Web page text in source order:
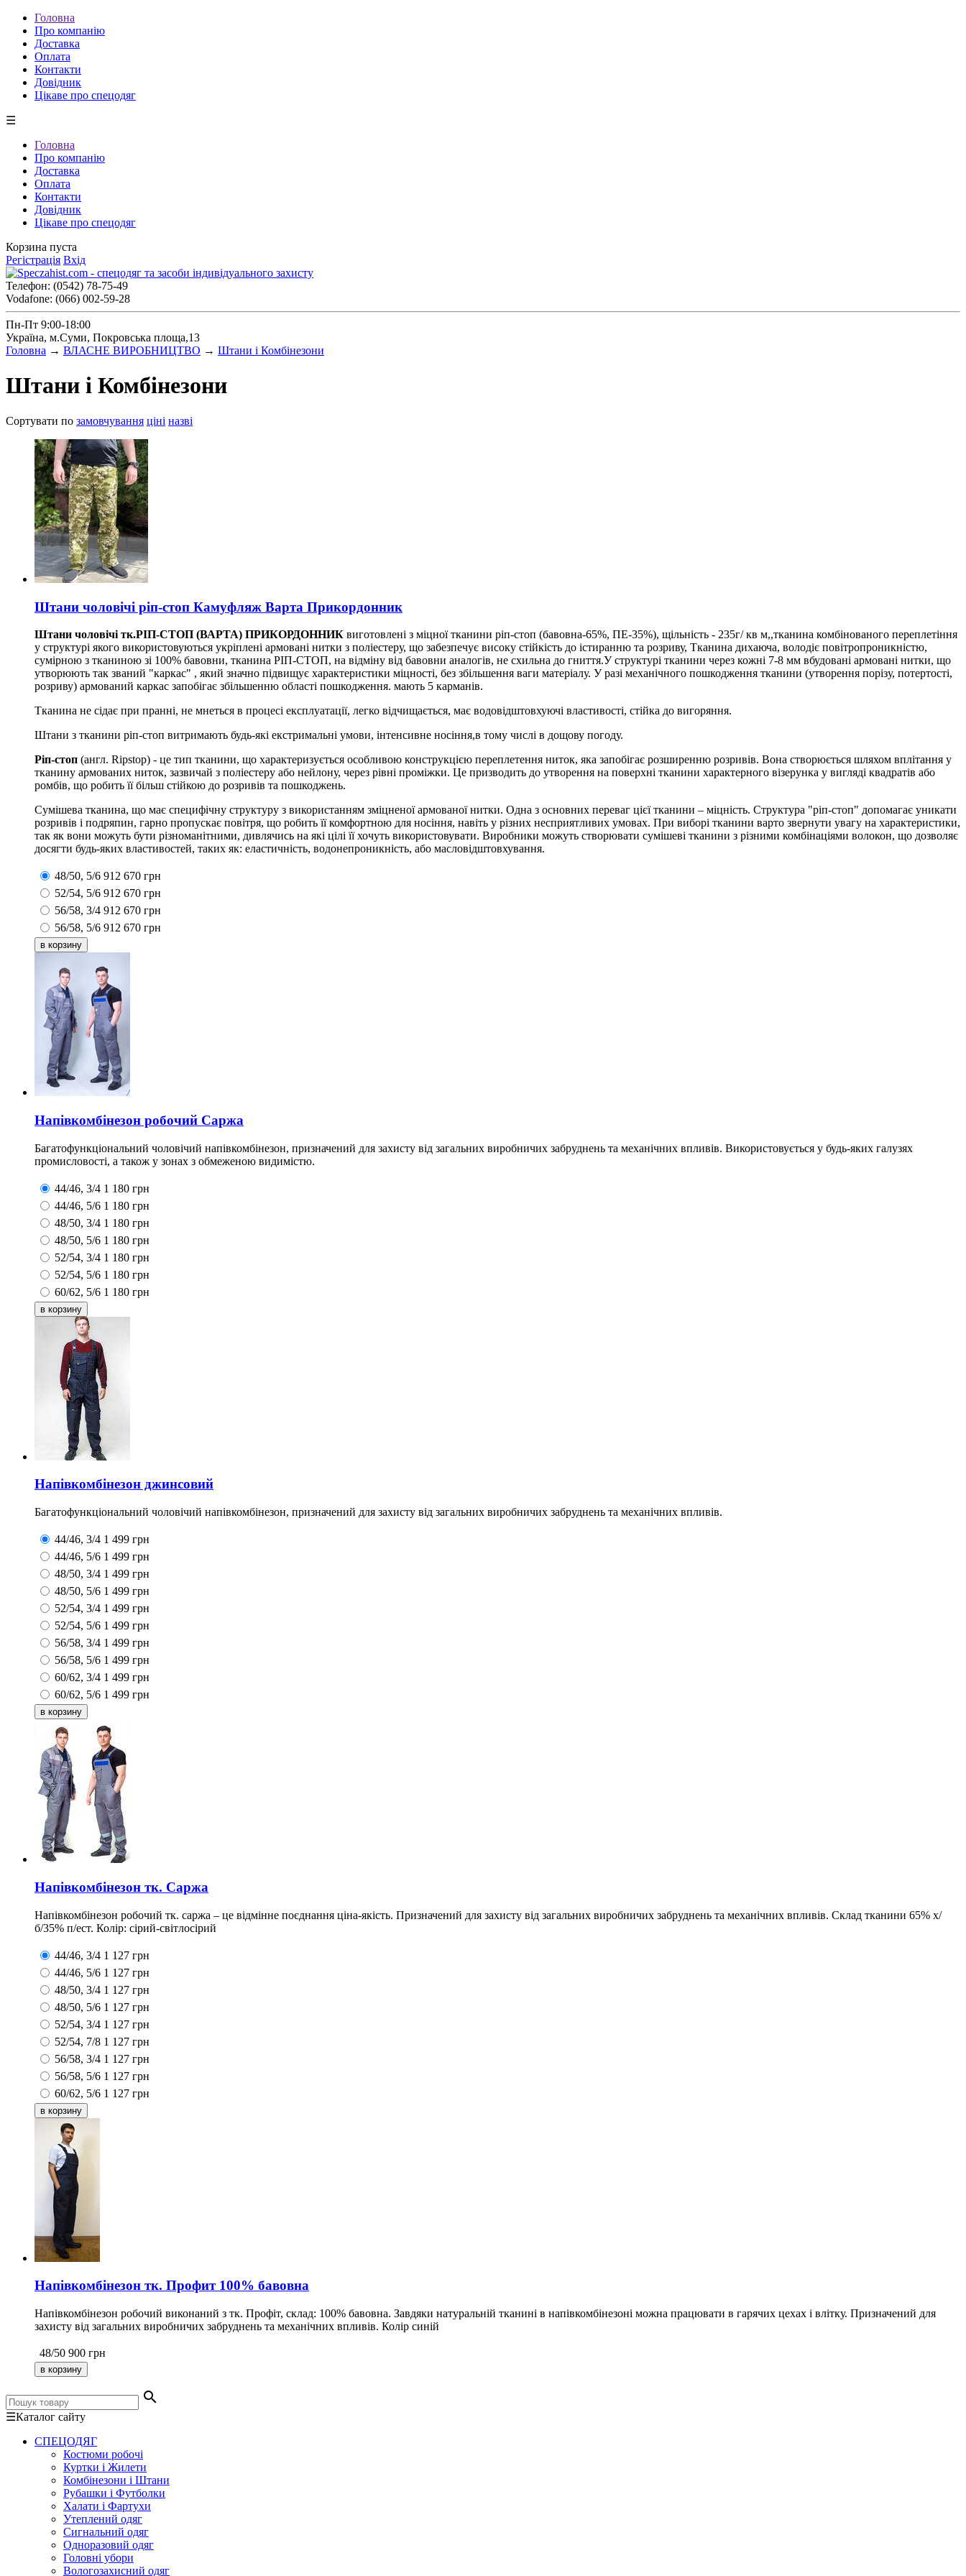
Головна
Про компанію
Доставка
Оплата
Контакти
Довідник
Цікаве про спецодяг
☰
Головна
Про компанію
Доставка
Оплата
Контакти
Довідник
Цікаве про спецодяг
Корзина пуста
Регістрація Вхід
Телефон: (0542) 78-75-49
Vodafone: (066) 002-59-28
Пн-Пт 9:00-18:00
Україна, м.Суми, Покровська площа,13
Головна → ВЛАСНЕ ВИРОБНИЦТВО → Штани і Комбінезони
Штани і Комбінезони
Сортувати по замовчування ціні назві
Штани чоловічі ріп-стоп Камуфляж Варта Прикордонник
Штани чоловічі тк.РІП-СТОП (ВАРТА) ПРИКОРДОННИК виготовлені з міцної тканини ріп-стоп (бавовна-65%, ПЕ-35%), щільність - 235г/ кв м,,тканина комбінованого переплетіння
у структурі якого використовуються укріплені армовані нитки з поліестеру, що забезпечує високу стійкість до істиранню та розриву, Тканина дихаюча, володіє повітропроникністю,
сумірною з тканиною зі 100% бавовни, тканина РІП-СТОП, на відміну від бавовни аналогів, не схильна до гниття.У структурі тканини через кожні 7-8 мм вбудовані армовані нитки, що
утворюють так званий "каркас" , який значно підвищує характеристики міцності, без збільшення ваги матеріалу. У разі механічного пошкодження тканини (утворення порізу, потертості,
розриву) армований каркас запобігає збільшенню області пошкодження. мають 5 карманів.
Тканина не сідає при пранні, не мнеться в процесі експлуатації, легко відчищається, має водовідштовхуючі властивості, стійка до вигоряння.
Штани з тканини ріп-стоп витримають будь-які екстримальні умови, інтенсивне носіння,в тому числі в дощову погоду.
Ріп-стоп (англ. Ripstop) - це тип тканини, що характеризується особливою конструкцією переплетення ниток, яка запобігає розширенню розривів. Вона створюється шляхом вплітання у
тканину армованих ниток, зазвичай з поліестеру або нейлону, через рівні проміжки. Це призводить до утворення на поверхні тканини характерного візерунка у вигляді квадратів або
ромбів, що робить її більш стійкою до розривів та пошкоджень.
Сумішева тканина, що має специфічну структуру з використанням зміцненої армованої нитки. Одна з основних переваг цієї тканини – міцність. Структура "ріп-стоп" допомагає уникати
розривів і подряпин, гарно пропускає повітря, що робить її комфортною для носіння, навіть у різних несприятливих умовах. При виборі тканини варто звернути увагу на характеристики,
так як вони можуть бути різноманітними, дивлячись на які цілі її хочуть використовувати. Виробники можуть створювати сумішеві тканини з різними комбінаціями волокон, що дозволяє
досягти будь-яких властивостей, таких як: еластичність, водонепроникність, або масловідштовхування.
48/50, 5/6 912 670 грн
52/54, 5/6 912 670 грн
56/58, 3/4 912 670 грн
56/58, 5/6 912 670 грн
Напівкомбінезон робочий Саржа
Багатофункціональний чоловічий напівкомбінезон, призначений для захисту від загальних виробничих забруднень та механічних впливів. Використовується у будь-яких галузях
промисловості, а також у зонах з обмеженою видимістю.
44/46, 3/4 1 180 грн
44/46, 5/6 1 180 грн
48/50, 3/4 1 180 грн
48/50, 5/6 1 180 грн
52/54, 3/4 1 180 грн
52/54, 5/6 1 180 грн
60/62, 5/6 1 180 грн
Напівкомбінезон джинсовий
Багатофункціональний чоловічий напівкомбінезон, призначений для захисту від загальних виробничих забруднень та механічних впливів.
44/46, 3/4 1 499 грн
44/46, 5/6 1 499 грн
48/50, 3/4 1 499 грн
48/50, 5/6 1 499 грн
52/54, 3/4 1 499 грн
52/54, 5/6 1 499 грн
56/58, 3/4 1 499 грн
56/58, 5/6 1 499 грн
60/62, 3/4 1 499 грн
60/62, 5/6 1 499 грн
Напівкомбінезон тк. Саржа
Напівкомбінезон робочий тк. саржа – це відмінне поєднання ціна-якість. Призначений для захисту від загальних виробничих забруднень та механічних впливів. Склад тканини 65% х/
б/35% п/ест. Колір: сірий-світлосірий
44/46, 3/4 1 127 грн
44/46, 5/6 1 127 грн
48/50, 3/4 1 127 грн
48/50, 5/6 1 127 грн
52/54, 3/4 1 127 грн
52/54, 7/8 1 127 грн
56/58, 3/4 1 127 грн
56/58, 5/6 1 127 грн
60/62, 5/6 1 127 грн
Напівкомбінезон тк. Профит 100% бавовна
Напівкомбінезон робочий виконаний з тк. Профіт, склад: 100% бавовна. Завдяки натуральній тканині в напівкомбінезоні можна працювати в гарячих цехах і влітку. Призначений для
захисту від загальних виробничих забруднень та механічних впливів. Колір синій
48/50 900 грн
search
☰Каталог сайту
СПЕЦОДЯГ
Костюми робочі
Куртки і Жилети
Комбінезони і Штани
Рубашки і Футболки
Халати і Фартухи
Утеплений одяг
Сигнальний одяг
Одноразовий одяг
Головні убори
Вологозахисний одяг